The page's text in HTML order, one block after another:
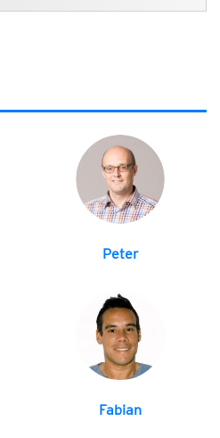
Peter
Fabian